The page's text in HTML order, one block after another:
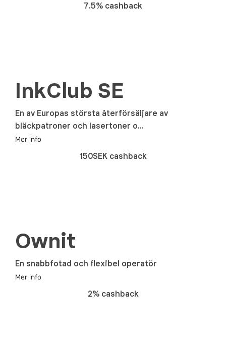
7.5% cashback
InkClub SE
En av Europas största återförsäljare av
bläckpatroner och lasertoner o...
Mer info
150SEK cashback
Ownit
En snabbfotad och flexibel operatör
Mer info
2% cashback